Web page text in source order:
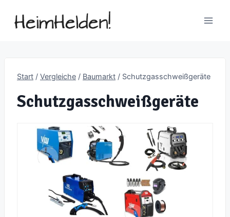
Inhalt
Start / Vergleiche / Baumarkt / Schutzgasschweißgeräte
Schutzgasschweißgeräte